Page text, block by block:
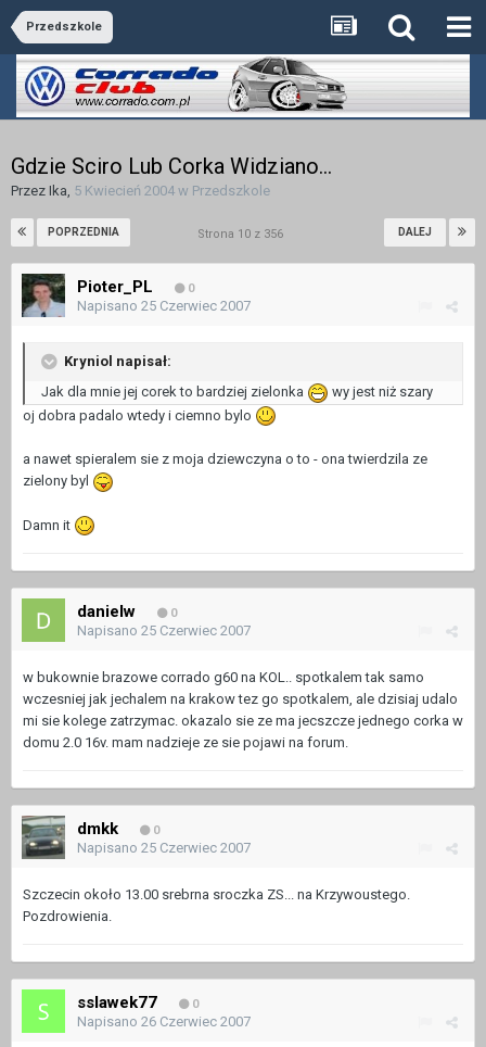
Przedszkole
Gdzie Sciro Lub Corka Widziano...
Przez Ika, 5 Kwiecień 2004 w Przedszkole
POPRZEDNIA DALEJ
Strona 10 z 356
Pioter_PL 0
Napisano 25 Czerwiec 2007
Kryniol napisał:
Jak dla mnie jej corek to bardziej zielonka
wy jest niż szary
oj dobra padalo wtedy i ciemno bylo
a nawet spieralem sie z moja dziewczyna o to - ona twierdzila ze
zielony byl
Damn it
danielw 0
Napisano 25 Czerwiec 2007
w bukownie brazowe corrado g60 na KOL.. spotkalem tak samo
wczesniej jak jechalem na krakow tez go spotkalem, ale dzisiaj udalo
mi sie kolege zatrzymac. okazalo sie ze ma jecszcze jednego corka w
domu 2.0 16v. mam nadzieje ze sie pojawi na forum.
dmkk 0
Napisano 25 Czerwiec 2007
Szczecin około 13.00 srebrna sroczka ZS... na Krzywoustego.
Pozdrowienia.
sslawek77 0
Napisano 26 Czerwiec 2007